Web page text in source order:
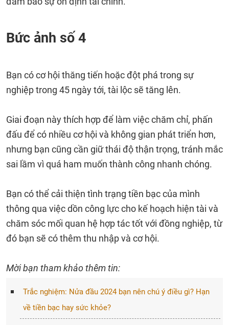
Bức ảnh số 4
Bạn có cơ hội thăng tiến hoặc đột phá trong sự
nghiệp trong 45 ngày tới, tài lộc sẽ tăng lên.
Giai đoạn này thích hợp để làm việc chăm chỉ, phấn
đấu để có nhiều cơ hội và không gian phát triển hơn,
nhưng bạn cũng cần giữ thái độ thận trọng, tránh mắc
sai lầm vì quá ham muốn thành công nhanh chóng.
Bạn có thể cải thiện tình trạng tiền bạc của mình
thông qua việc dồn công lực cho kế hoạch hiện tài và
chăm sóc mối quan hệ hợp tác tốt với đồng nghiệp, từ
đó bạn sẽ có thêm thu nhập và cơ hội.
Mời bạn tham khảo thêm tin:
Trắc nghiệm: Nửa đầu 2024 bạn nên chú ý điều gì? Hạn
về tiền bạc hay sức khỏe?